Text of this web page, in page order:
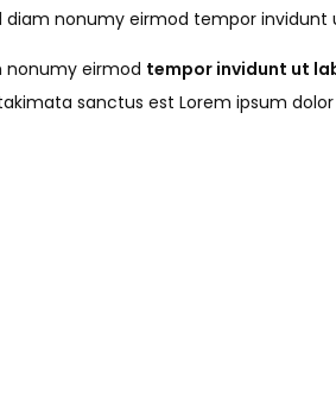
nonumy eirmod tempor
nonumy eirmod tempor invidunt ut
sanctus est Lorem ipsum